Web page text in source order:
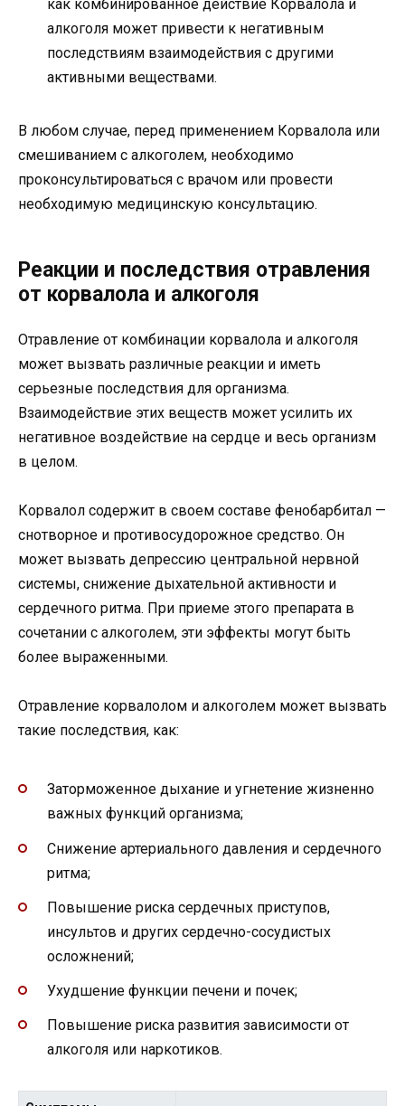
как комбинированное действие Корвалола и
алкоголя может привести к негативным
последствиям взаимодействия с другими
активными веществами.
В любом случае, перед применением Корвалола или
смешиванием с алкоголем, необходимо
проконсультироваться с врачом или провести
необходимую медицинскую консультацию.
Реакции и последствия отравления
от корвалола и алкоголя
Отравление от комбинации корвалола и алкоголя
может вызвать различные реакции и иметь
серьезные последствия для организма.
Взаимодействие этих веществ может усилить их
негативное воздействие на сердце и весь организм
в целом.
Корвалол содержит в своем составе фенобарбитал —
снотворное и противосудорожное средство. Он
может вызвать депрессию центральной нервной
системы, снижение дыхательной активности и
сердечного ритма. При приеме этого препарата в
сочетании с алкоголем, эти эффекты могут быть
более выраженными.
Отравление корвалолом и алкоголем может вызвать
такие последствия, как:
Заторможенное дыхание и угнетение жизненно
важных функций организма;
Снижение артериального давления и сердечного
ритма;
Повышение риска сердечных приступов,
инсультов и других сердечно-сосудистых
осложнений;
Ухудшение функции печени и почек;
Повышение риска развития зависимости от
алкоголя или наркотиков.